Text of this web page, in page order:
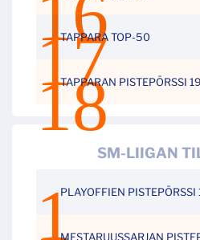
TAPPARA TOP-50
TAPPARAN PISTEPÖRSSI
SM-LIIGAN
PLAYOFFIEN
MESTARUUSSARJAN